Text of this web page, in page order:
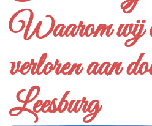
Waarom wij
verloren aan
Leesburg